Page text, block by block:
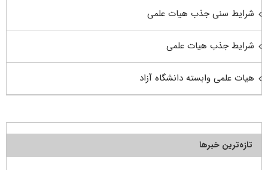
شرایط سنی جذب هیات علمی
شرایط جذب هیات علمی
هیات علمی وابسته دانشگاه آزاد
تازه‌ترین خبرها